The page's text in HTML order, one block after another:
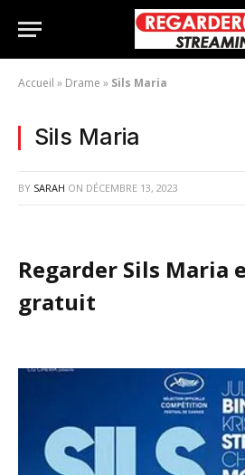
Accueil » Drame » Sils Maria
Sils Maria
BY SARAH ON DÉCEMBRE 13, 2023
Regarder Sils Maria
gratuit